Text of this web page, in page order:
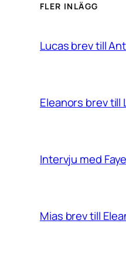
FLER INLÄGG
Lucas brev till
Eleanors brev till
Intervju med
Mias brev till